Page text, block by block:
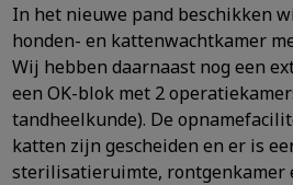
In het nieuwe pand beschikken
honden- en kattenwachtkamer
Wij hebben daarnaast nog een
een OK-blok met 2
tandheelkunde). De
katten zijn gescheiden en er is
sterilisatieruimte, rontgenkamer